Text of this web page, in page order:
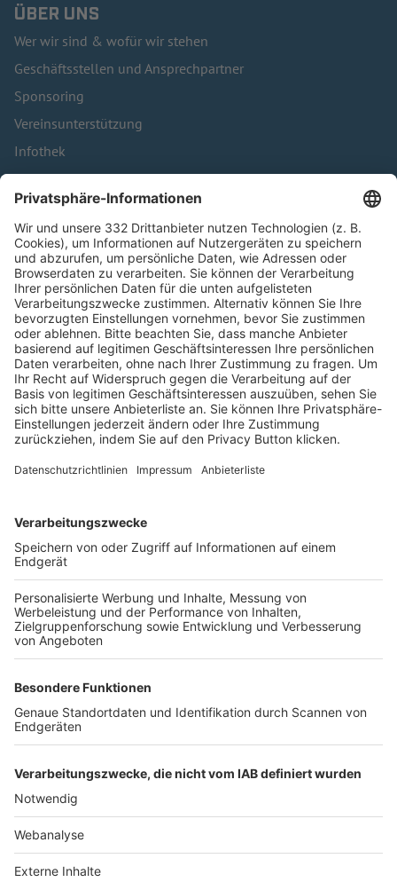
ÜBER UNS
Wer wir sind & wofür wir stehen
Geschäftsstellen und Ansprechpartner
Sponsoring
Vereinsunterstützung
Infothek
Kontakt
HÄUFIG BESUCHTE SEITEN
Pässe und Vereinswechsel
Trainerausbildung
Schulungsangebot Vereinsmitarbeiter
BFV-Geschäftsstellen
Trainerbörse
Login SpielPlus
FOLGE DEM BFV
TOP-VEREINE
TOP-PARTNER
SFV DFB
Nutzungsbedingungen Datenschutz Impressum